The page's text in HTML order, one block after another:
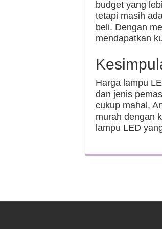
budget yang
tetapi masih
beli. Dengan
mendapatkan
Harga lampu
dan jenis
cukup mahal,
murah dengan
lampu LED